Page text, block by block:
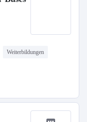
Weiterbildungen